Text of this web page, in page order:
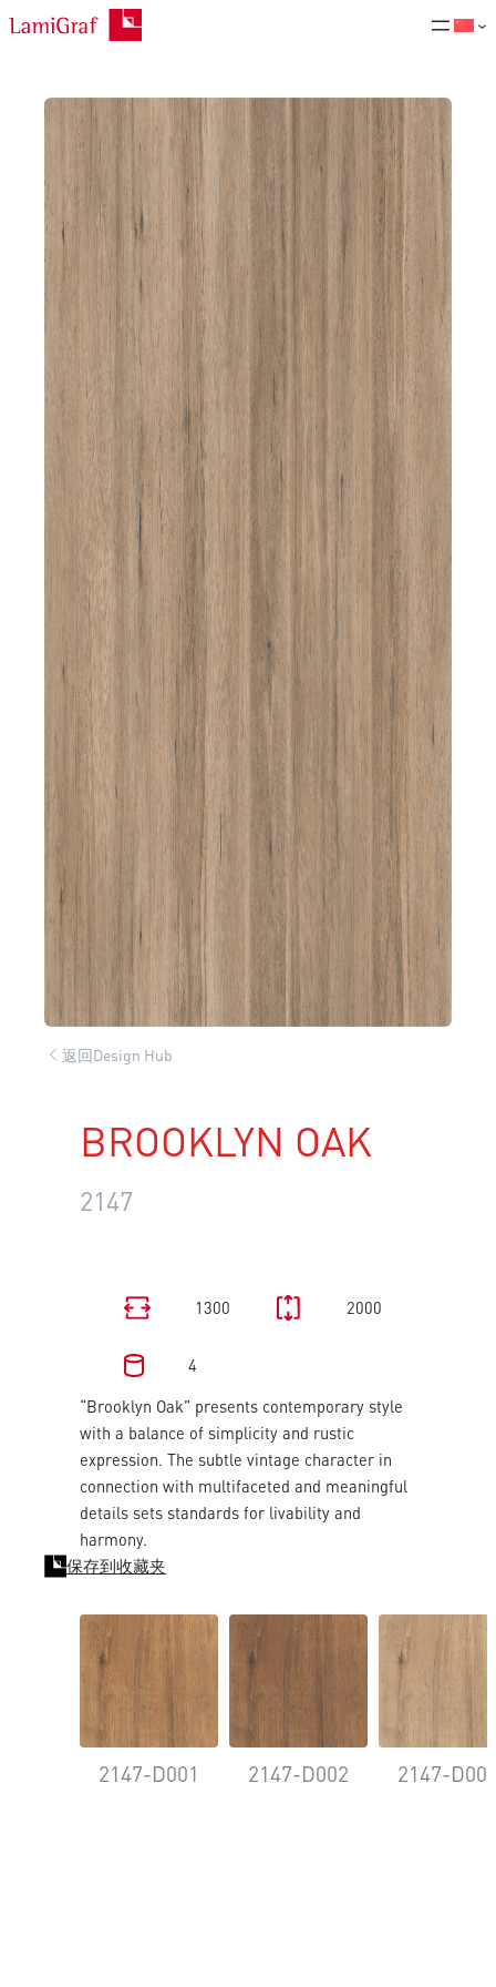
跳
返回Design Hub
BROOKLYN OAK
2147
1300 2000
4
“Brooklyn Oak” presents contemporary style
with a balance of simplicity and rustic
expression. The subtle vintage character in
connection with multifaceted and meaningful
details sets standards for livability and
harmony.
保存到收藏夹
2147-D001 2147-D002 2147-